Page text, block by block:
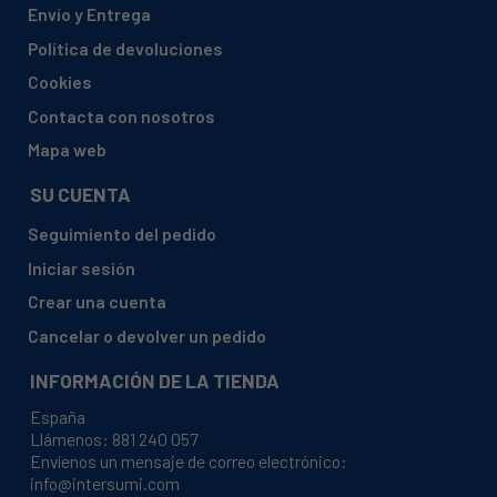
ALGOR, 854583801440 ADL 838/2 IN
ALPROMEDICAL, ATS-110/37
ATAG, SHVATN1/07
ATAG, SHVATN1/12
ATAG, SHVATN1/13
Envío y Entrega
Política de devoluciones
Cookies
Contacta con nosotros
Mapa web
SU CUENTA
Seguimiento del pedido
Iniciar sesión
Crear una cuenta
Cancelar o devolver un pedido
INFORMACIÓN DE LA TIENDA
España
Llámenos: 881 240 057
Envíenos un mensaje de correo electrónico:
info@intersumi.com